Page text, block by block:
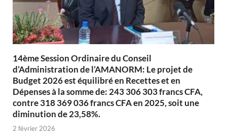
14ème Session Ordinaire du Conseil
d’Administration de l’AMANORM: Le projet de
Budget 2026 est équilibré en Recettes et en
Dépenses à la somme de: 243 306 303 francs CFA,
contre 318 369 036 francs CFA en 2025, soit une
diminution de 23,58%.
2 février 2026